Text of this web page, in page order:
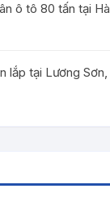
ô tô 80 tấn tại Hà
lắp tại Lương Sơn,